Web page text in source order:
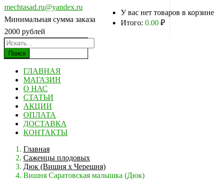
У вас нет товаров в корзине
Итого: 0.00 ₽
mechtasad.ru@yandex.ru
Минимальная сумма заказа
2000 рублей
Поиск
ГЛАВНАЯ
МАГАЗИН
О НАС
СТАТЬИ
АКЦИИ
ОПЛАТА
ДОСТАВКА
КОНТАКТЫ
Главная
Саженцы плодовых
Дюк (Вишня х Черешня)
Вишня Саратовская малышка (Дюк)